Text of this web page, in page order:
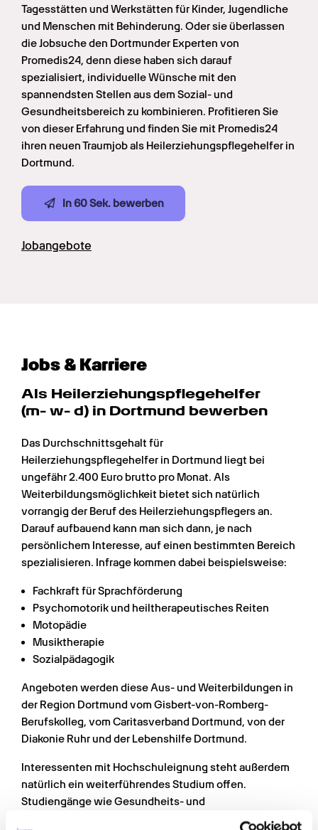
Tagesstätten und Werkstätten für Kinder, Jugendliche
und Menschen mit Behinderung. Oder sie überlassen
die Jobsuche den Dortmunder Experten von
Promedis24, denn diese haben sich darauf
spezialisiert, individuelle Wünsche mit den
spannendsten Stellen aus dem Sozial- und
Gesundheitsbereich zu kombinieren. Profitieren Sie
von dieser Erfahrung und finden Sie mit Promedis24
ihren neuen Traumjob als Heilerziehungspflegehelfer in
Dortmund.
In 60 Sek. bewerben
Jobangebote
Jobs & Karriere
Als Heilerziehungs­pflege­helfer
(m- w- d) in Dortmund bewerben
Das Durchschnittsgehalt für
Heilerziehungspflegehelfer in Dortmund liegt bei
ungefähr 2.400 Euro brutto pro Monat. Als
Weiterbildungsmöglichkeit bietet sich natürlich
vorrangig der Beruf des Heilerziehungspflegers an.
Darauf aufbauend kann man sich dann, je nach
persönlichem Interesse, auf einen bestimmten Bereich
spezialisieren. Infrage kommen dabei beispielsweise:
Fachkraft für Sprachförderung
Psychomotorik und heiltherapeutisches Reiten
Motopädie
Musiktherapie
Sozialpädagogik
Angeboten werden diese Aus- und Weiterbildungen in
der Region Dortmund vom Gisbert-von-Romberg-
Berufskolleg, vom Caritasverband Dortmund, von der
Diakonie Ruhr und der Lebenshilfe Dortmund.
Interessenten mit Hochschuleignung steht außerdem
natürlich ein weiterführendes Studium offen.
Studiengänge wie Gesundheits- und
Rehabilitationspsychologie, soziale Arbeit, Pädagogik,